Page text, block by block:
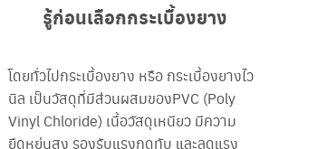
รู้ก่อนเลือกกระเบื้องยาง
โดยทั่วไปกระเบื้องยาง หรือ กระเบื้องยางไว
นิล เป็นวัสดุที่มีส่วนผสมของPVC (Poly
Vinyl Chloride) เนื้อวัสดุเหนียว มีความ
ยืดหยุ่นสูง รองรับแรงกดทับ และลดแรง